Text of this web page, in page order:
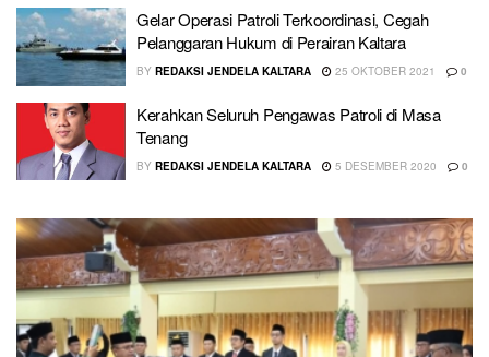
Gelar Operasi Patroli Terkoordinasi, Cegah
Pelanggaran Hukum di Perairan Kaltara
BY REDAKSI JENDELA KALTARA 25 OKTOBER 2021 0
Kerahkan Seluruh Pengawas Patroli di Masa
Tenang
BY REDAKSI JENDELA KALTARA 5 DESEMBER 2020 0